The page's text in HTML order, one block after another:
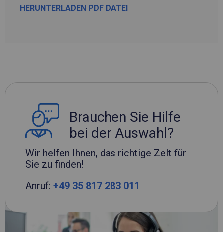
HERUNTERLADEN PDF DATEI
Brauchen Sie Hilfe
bei der Auswahl?
Wir helfen Ihnen, das richtige Zelt für
Sie zu finden!
Anruf: +49 35 817 283 011